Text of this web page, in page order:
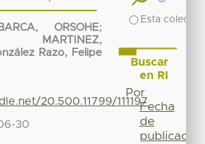
ORSOHE;
MARTINEZ,
Razo, Felipe
20.500.11799/111197
30
Esta
Buscar
en RI
Por
Fecha
de
publicación